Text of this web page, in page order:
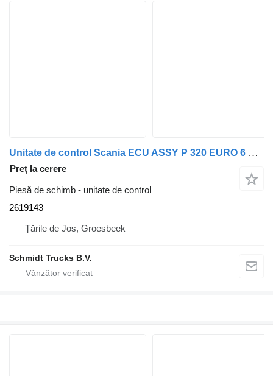
Unitate de control Scania ECU ASSY P 320 EURO 6 NGS 2619143 pentru camion
Preț la cerere
Piesă de schimb - unitate de control
2619143
Țările de Jos, Groesbeek
Schmidt Trucks B.V.